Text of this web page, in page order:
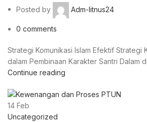
Posted by Adm-litnus24
0 comments
Strategi Komunikasi Islam Efektif Strategi
dalam Pembinaan Karakter Santri Dalam
Continue reading
14 Feb
Uncategorized